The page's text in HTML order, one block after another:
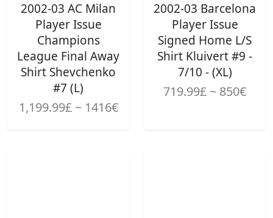
2002-03 AC Milan
Player Issue
Champions
League Final Away
Shirt Shevchenko
#7 (L)
1,199.99£ ~ 1416€
2002-03 Barcelona
Player Issue
Signed Home L/S
Shirt Kluivert #9 -
7/10 - (XL)
719.99£ ~ 850€